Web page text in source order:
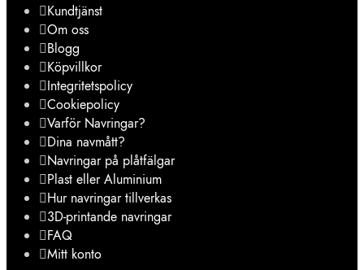
Kundtjänst
Om oss
Blogg
Köpvillkor
Integritetspolicy
Cookiepolicy
Varför Navringar?
Dina navmått?
Navringar på plåtfälgar
Plast eller Aluminium
Hur navringar tillverkas
3D-printande navringar
FAQ
Mitt konto